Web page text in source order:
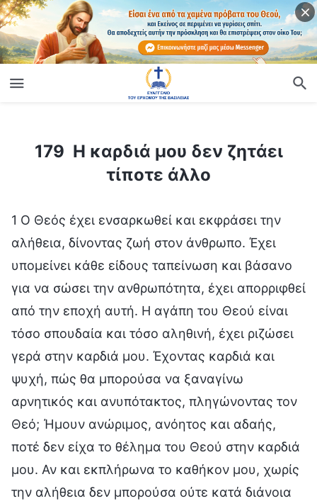
179 Η καρδιά μου δεν ζητάει τίποτε άλλο
179 Η καρδιά μου δεν ζητάει
τίποτε άλλο
1 Ο Θεός έχει ενσαρκωθεί και εκφράσει την
αλήθεια, δίνοντας ζωή στον άνθρωπο. Έχει
υπομείνει κάθε είδους ταπείνωση και βάσανο
για να σώσει την ανθρωπότητα, έχει απορριφθεί
από την εποχή αυτή. Η αγάπη του Θεού είναι
τόσο σπουδαία και τόσο αληθινή, έχει ριζώσει
γερά στην καρδιά μου. Έχοντας καρδιά και
ψυχή, πώς θα μπορούσα να ξαναγίνω
αρνητικός και ανυπότακτος, πληγώνοντας τον
Θεό; Ήμουν ανώριμος, ανόητος και αδαής,
ποτέ δεν είχα το θέλημα του Θεού στην καρδιά
μου. Αν και εκπλήρωνα το καθήκον μου, χωρίς
την αλήθεια δεν μπορούσα ούτε κατά διάνοια